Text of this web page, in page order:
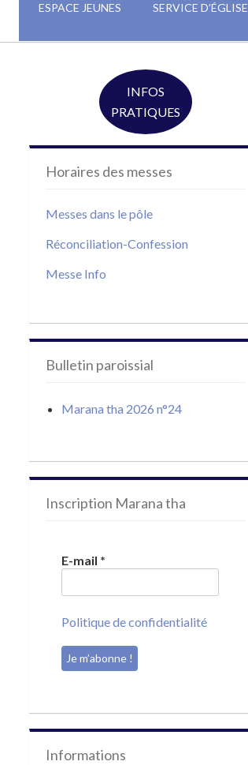
ESPACE JEUNES SERVICE D’ÉGLISE
INFOS
PRATIQUES
Horaires des messes
Messes dans le pôle
Réconciliation-Confession
Messe Info
Bulletin paroissial
Marana tha 2026 n°24
Inscription Marana tha
E-mail *
Politique de confidentialité
Informations